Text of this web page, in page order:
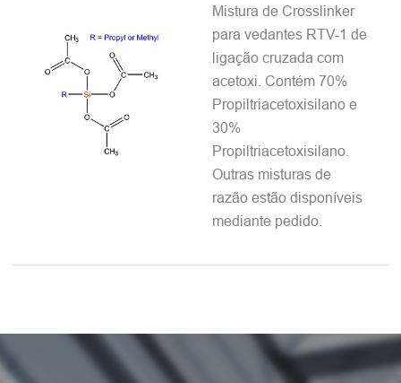
Mistura de Crosslinker
para vedantes RTV-1 de
ligação cruzada com
acetoxi. Contém 70%
Propiltriacetoxisilano e
30%
Propiltriacetoxisilano.
Outras misturas de
razão estão disponíveis
mediante pedido.